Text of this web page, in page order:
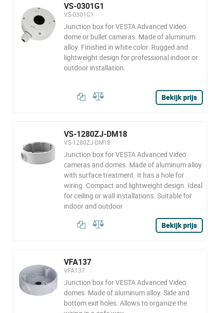
VS-0301G1
VS-0301G1
Junction box for VESTA Advanced Video
dome or bullet cameras. Made of aluminum
alloy. Finished in white color. Rugged and
lightweight design for professional indoor or
outdoor installation.
Bekijk prijs
VS-1280ZJ-DM18
VS-1280ZJ-DM18
Junction box for VESTA Advanced Video
cameras and domes. Made of aluminum alloy
with surface treatment. It has a hole for
wiring. Compact and lightweight design. Ideal
for ceiling or wall installations. Suitable for
indoor and outdoor
Bekijk prijs
VFA137
VFA137
Junction box for VESTA Advanced Video
domes. Made of aluminum alloy. Side and
bottom exit holes. Allows to organize the